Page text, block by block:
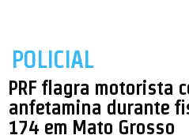
POLICIAL
PRF flagra motorista
anfetamina durante
174 em Mato Grosso